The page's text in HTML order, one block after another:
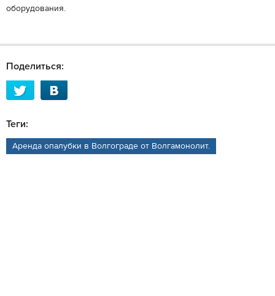
оборудования.
Поделиться:
Теги:
Аренда опалубки в Волгограде от Волгамонолит.